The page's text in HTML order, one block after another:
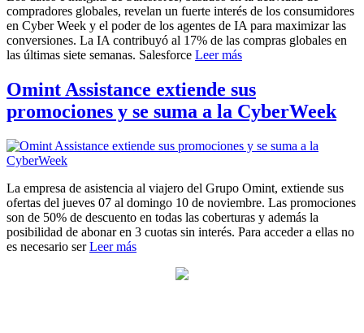
compradores globales, revelan un fuerte interés de los consumidores
en Cyber Week y el poder de los agentes de IA para maximizar las
conversiones. La IA contribuyó al 17% de las compras globales en
las últimas siete semanas. Salesforce Leer más
Omint Assistance extiende sus
promociones y se suma a la CyberWeek
La empresa de asistencia al viajero del Grupo Omint, extiende sus
ofertas del jueves 07 al domingo 10 de noviembre. Las promociones
son de 50% de descuento en todas las coberturas y además la
posibilidad de abonar en 3 cuotas sin interés. Para acceder a ellas no
es necesario serLeer más